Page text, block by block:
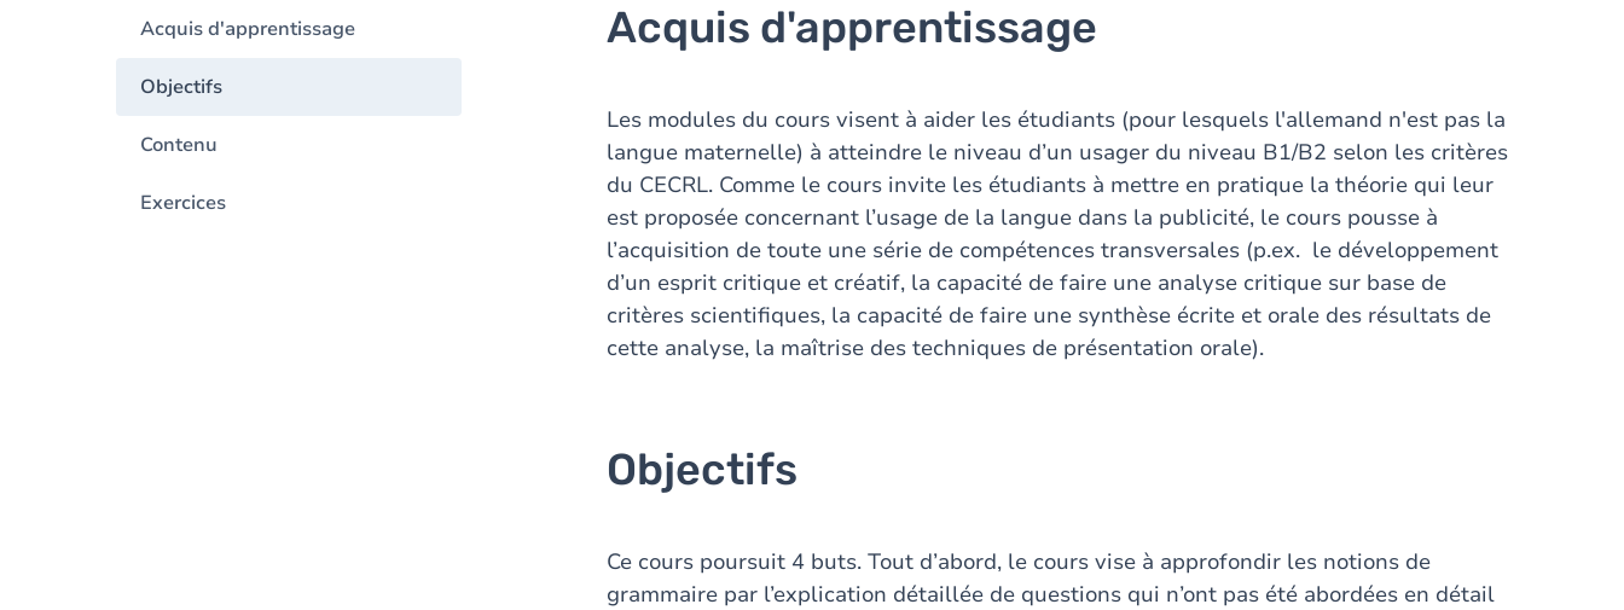
Acquis d'apprentissage
Objectifs
Contenu
Exercices
Acquis d'apprentissage
Les modules du cours visent à aider les étudiants (pour lesquels l'allemand n'est pas la
langue maternelle) à atteindre le niveau d’un usager du niveau B1/B2 selon les critères
du CECRL. Comme le cours invite les étudiants à mettre en pratique la théorie qui leur
est proposée concernant l’usage de la langue dans la publicité, le cours pousse à
l’acquisition de toute une série de compétences transversales (p.ex. le développement
d’un esprit critique et créatif, la capacité de faire une analyse critique sur base de
critères scientifiques, la capacité de faire une synthèse écrite et orale des résultats de
cette analyse, la maîtrise des techniques de présentation orale).
Objectifs
Ce cours poursuit 4 buts. Tout d’abord, le cours vise à approfondir les notions de
grammaire par l’explication détaillée de questions qui n’ont pas été abordées en détail